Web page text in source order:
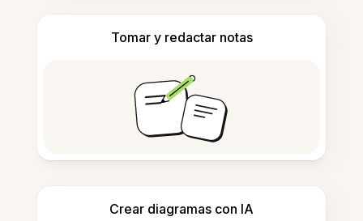
Tomar y redactar notas
Crear diagramas con IA